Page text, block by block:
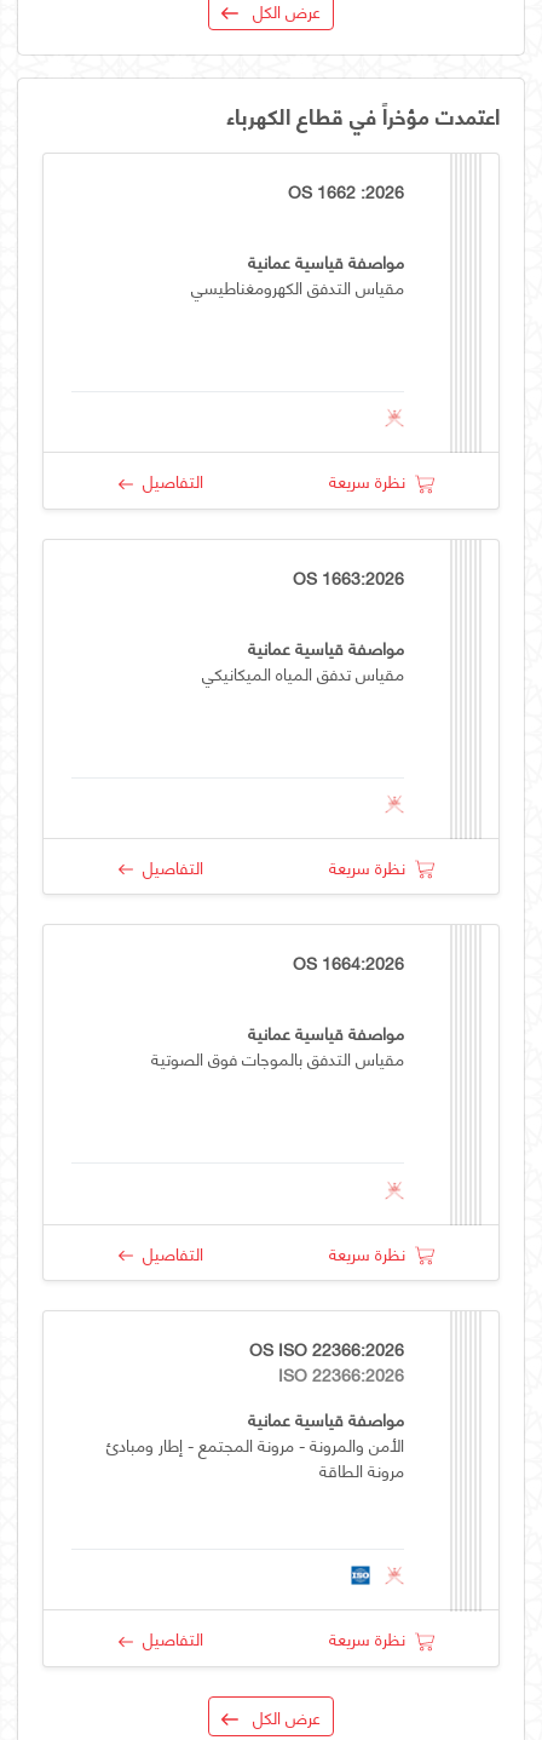
عرض الكل
اعتمدت مؤخراً في قطاع الكهرباء
OS 1662 :2026
مواصفة قياسية عمانية
مقياس التدفق الكهرومغناطيسي
نظرة سريعة التفاصيل
OS 1663:2026
مواصفة قياسية عمانية
مقياس تدفق المياه الميكانيكي
نظرة سريعة التفاصيل
OS 1664:2026
مواصفة قياسية عمانية
مقياس التدفق بالموجات فوق الصوتية
نظرة سريعة التفاصيل
OS ISO 22366:2026
ISO 22366:2026
مواصفة قياسية عمانية
الأمن والمرونة - مرونة المجتمع - إطار ومبادئ
مرونة الطاقة
نظرة سريعة التفاصيل
عرض الكل